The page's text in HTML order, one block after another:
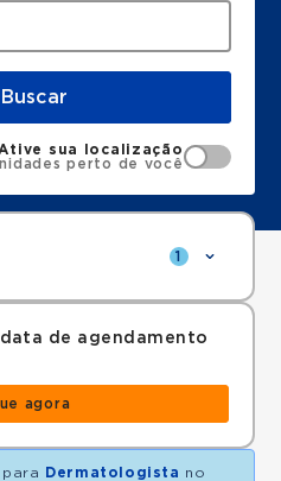
Buscar
sua localização
perto de você
1
de agendamento
agora
Dermatologista no